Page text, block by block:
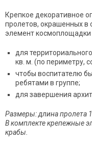
Крепкое декоративное
пролетов, окрашенных
элемент космоплощадки
для
кв. м. (по периметру,
чтобы воспитателю
ребятами в группе;
для завершения
Размеры: длина пролета
В комплекте крепежные
крабы.